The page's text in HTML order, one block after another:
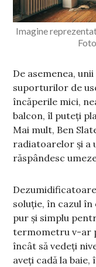
Imagine
De asemenea,
suporturilor de
încăperile mici,
balcon, îl puteți
Mai mult, Ben
radiatoarelor și a
răspândesc
soluție, în cazul în
pur și simplu
termometru v-ar
încât să vedeți
aveți cadă la baie,